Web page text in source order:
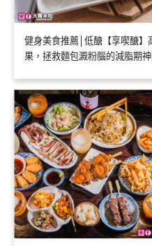
健身美食推薦│低醣【享喫醣】
果，拯救麵包澱粉腦的減脂期神